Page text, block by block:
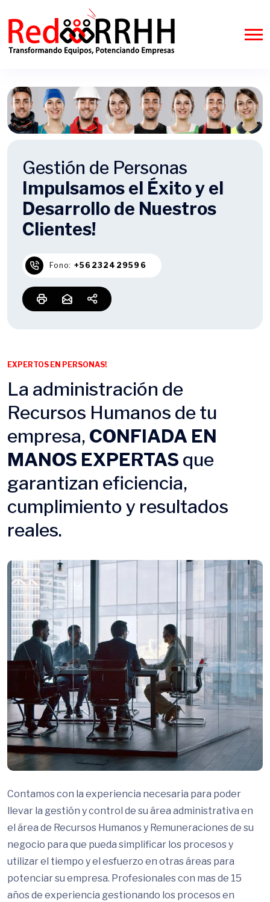
Gestión de Personas
Impulsamos el Éxito y el
Desarrollo de Nuestros
Clientes!
Fono: +56232429596
EXPERTOS EN PERSONAS!
La administración de
Recursos Humanos de tu
empresa, CONFIADA EN
MANOS EXPERTAS que
garantizan eficiencia,
cumplimiento y resultados
reales.
Contamos con la experiencia necesaria para poder
llevar la gestión y control de su área administrativa en
el área de Recursos Humanos y Remuneraciones de su
negocio para que pueda simplificar los procesos y
utilizar el tiempo y el esfuerzo en otras áreas para
potenciar su empresa. Profesionales con mas de 15
años de experiencia gestionando los procesos en